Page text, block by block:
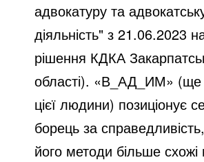
адвокатуру та
діяльність" з 21.06.2023
рішення КДКА
області). «В_АД_ИМ» (ще
цієї людини) позиціонує
борець за
його методи більше схожі